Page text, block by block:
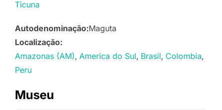
Ticuna
Autodenominação:Maguta
Localização:
Amazonas (AM) America do Sul Brasil Colombia
Peru
Museu